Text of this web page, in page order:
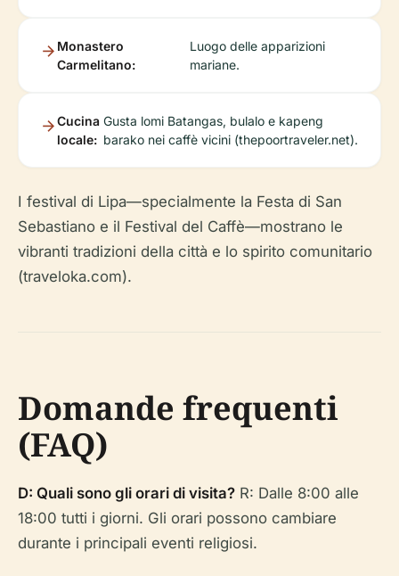
Monastero
Carmelitano:
Luogo delle apparizioni
mariane.
Cucina
locale:
Gusta lomi Batangas, bulalo e kapeng
barako nei caffè vicini (thepoortraveler.net).
I festival di Lipa—specialmente la Festa di San
Sebastiano e il Festival del Caffè—mostrano le
vibranti tradizioni della città e lo spirito comunitario
(traveloka.com).
Domande frequenti
(FAQ)
D: Quali sono gli orari di visita? R: Dalle 8:00 alle
18:00 tutti i giorni. Gli orari possono cambiare
durante i principali eventi religiosi.